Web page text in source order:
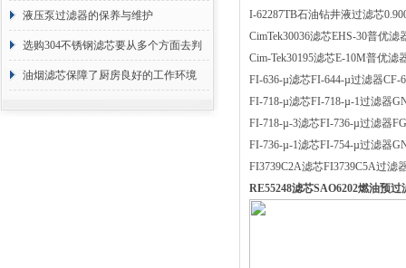
液压泵过滤器的保养与维护
选购304不锈钢滤芯要从多个方面去判
断
油烟滤芯保障了厨房良好的工作环境
I-62287TB石油钻井液过滤芯
CimTek30036滤芯EHS-30普优滤
Cim-Tek30195滤芯E-10M普优滤
FI-636-µ滤芯FI-644-µ过滤器CF-
FI-718-µ滤芯FI-718-µ-1过滤器
FI-718-µ-3滤芯FI-736-µ过滤器
FI-736-µ-1滤芯FI-754-µ过滤器
FI3739C2A滤芯FI3739C5A过滤
RE55248滤芯SAO6202燃油预过